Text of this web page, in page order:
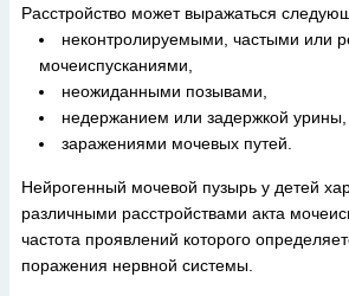
Расстройство может выражаться
неконтролируемыми, частыми или
мочеиспусканиями,
неожиданными позывами,
недержанием или задержкой урины,
заражениями мочевых путей.
Нейрогенный мочевой пузырь у детей
различными расстройствами акта
частота проявлений которого
поражения нервной системы.